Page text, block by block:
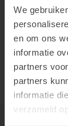
We
en om ons
informatie
partners
partners
informatie
verzameld